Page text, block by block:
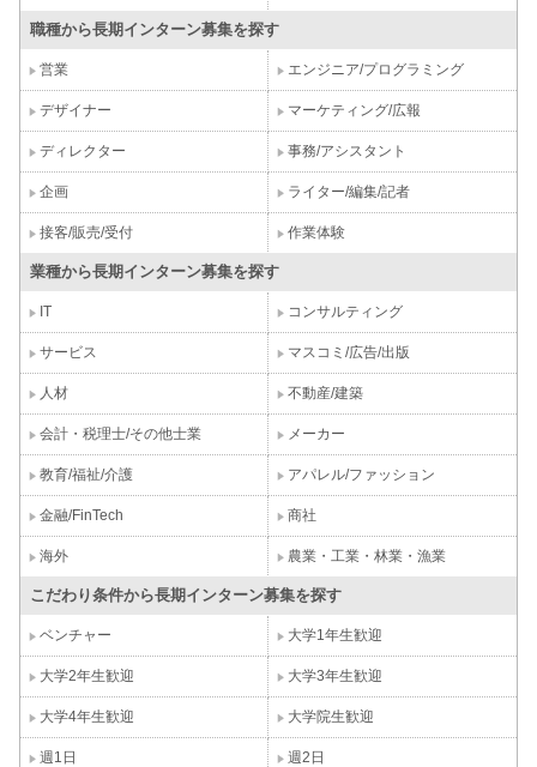
職種から長期インターン募集を探す
営業 エンジニア/プログラミング
デザイナー マーケティング/広報
ディレクター 事務/アシスタント
企画 ライター/編集/記者
接客/販売/受付 作業体験
業種から長期インターン募集を探す
IT コンサルティング
サービス マスコミ/広告/出版
人材 不動産/建築
会計・税理士/その他士業 メーカー
教育/福祉/介護 アパレル/ファッション
金融/FinTech 商社
海外 農業・工業・林業・漁業
こだわり条件から長期インターン募集を探す
ベンチャー 大学1年生歓迎
大学2年生歓迎 大学3年生歓迎
大学4年生歓迎 大学院生歓迎
週1日 週2日